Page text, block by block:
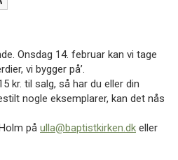
Onsdag 14. februar kan vi tage
vi bygger på’.
kr. til salg, så har du eller din
nogle eksemplarer, kan det nås
på ulla@baptistkirken.dk eller